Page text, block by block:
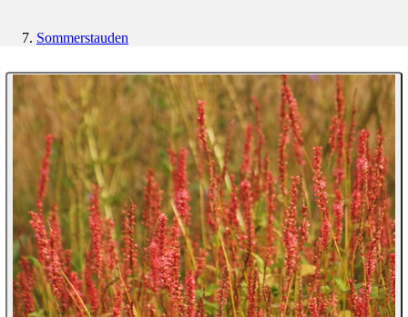
Sommerstauden